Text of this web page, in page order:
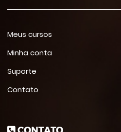
Meus cursos
Minha conta
Suporte
Contato